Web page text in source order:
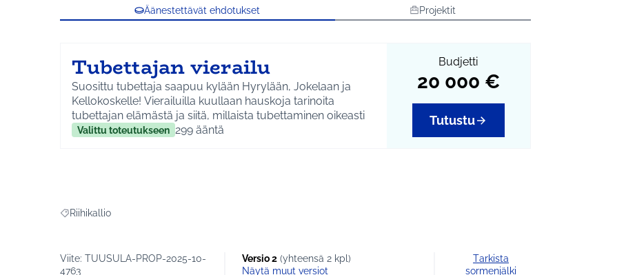
Äänestettävät ehdotukset Projektit
Tubettajan vierailu
Suosittu tubettaja saapuu kylään Hyrylään, Jokelaan ja
Kellokoskelle! Vierailuilla kuullaan hauskoja tarinoita
tubettajan elämästä ja siitä, millaista tubettaminen oikeasti
on. Luvassa on hyvää fiilistä!
Valittu toteutukseen 299 ääntä
Budjetti
20 000 €
Tutustu
Rajaa tulokset teeman mukaan: Riihikallio
Riihikallio
Viite: TUUSULA-PROP-2025-10-
4763
Versio 2(yhteensä 2 kpl)
näytä muut versiot
Tarkista
sormenjälki